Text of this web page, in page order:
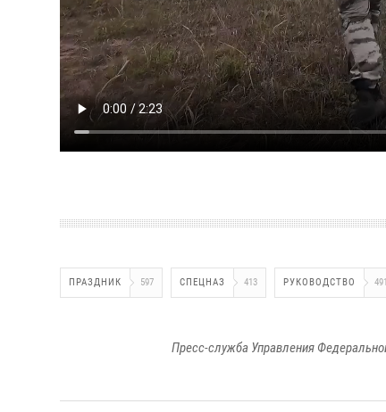
ПРАЗДНИК 597 СПЕЦНАЗ 413 РУКОВОДСТВО 491
Пресс-служба Управления